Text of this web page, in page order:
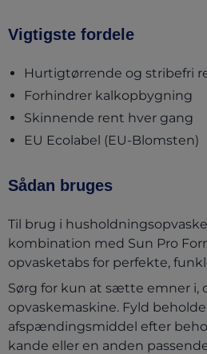
Vigtigste fordele
Hurtigtørrende og stribefri
Forhindrer kalkopbygning
Skinnende rent hver gang
EU Ecolabel (EU-Blomsten)
Sådan bruges
Til brug i
kombination med Sun Pro
opvasketabs for perfekte,
Sørg for kun at sætte emner i,
opvaskemaskine. Fyld
afspændingsmiddel efter
kande eller en anden